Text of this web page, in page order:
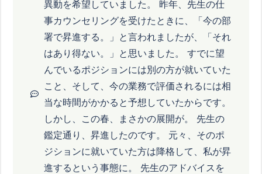
異動を希望していました。 昨年、先生の仕
事カウンセリングを受けたときに、「今の部
署で昇進する。」と言われましたが、「それ
はあり得ない。」と思いました。 すでに望
んでいるポジションには別の方が就いていた
こと、そして、今の業務で評価されるには相
当な時間がかかると予想していたからです。
しかし、この春、まさかの展開が。 先生の
鑑定通り、昇進したのです。 元々、そのポ
ジションに就いていた方は降格して、私が昇
進するという事態に。 先生のアドバイスを